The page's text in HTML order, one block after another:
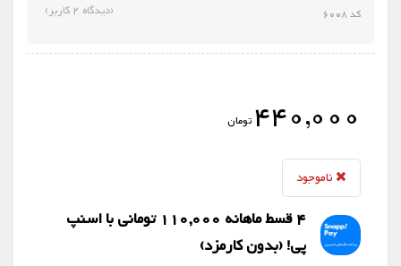
کد 6008 (دیدگاه 2 کاربر)
440,000 تومان
ناموجود
4 قسط ماهانه 110,000 تومانی با اسنپ
‌پی! (بدون کارمزد)